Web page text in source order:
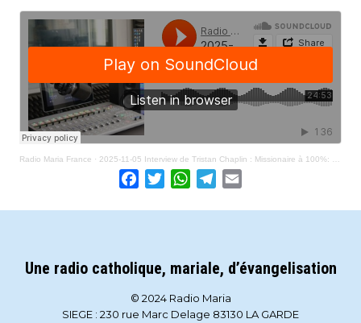
Radio Maria France · 2025-11-05 Interview de Tristan Chaplin : Missionaire à 100%: petit manuel d'évangélisation (livre)
Facebook
TwitterWhatsApp
Telegram
Une radio catholique, mariale, d’évangelisation
© 2024 Radio Maria
SIEGE : 230 rue Marc Delage 83130 LA GARDE